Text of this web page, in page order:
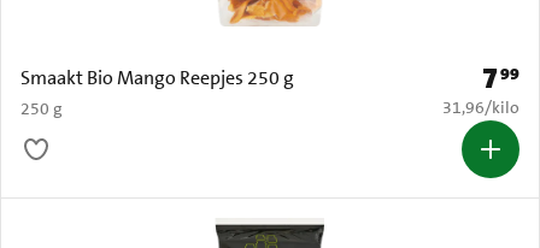
Smaakt Bio Mango Reepjes 250 g
250 g
Prijs:
799
€ 31,96 per
31,96/kilo